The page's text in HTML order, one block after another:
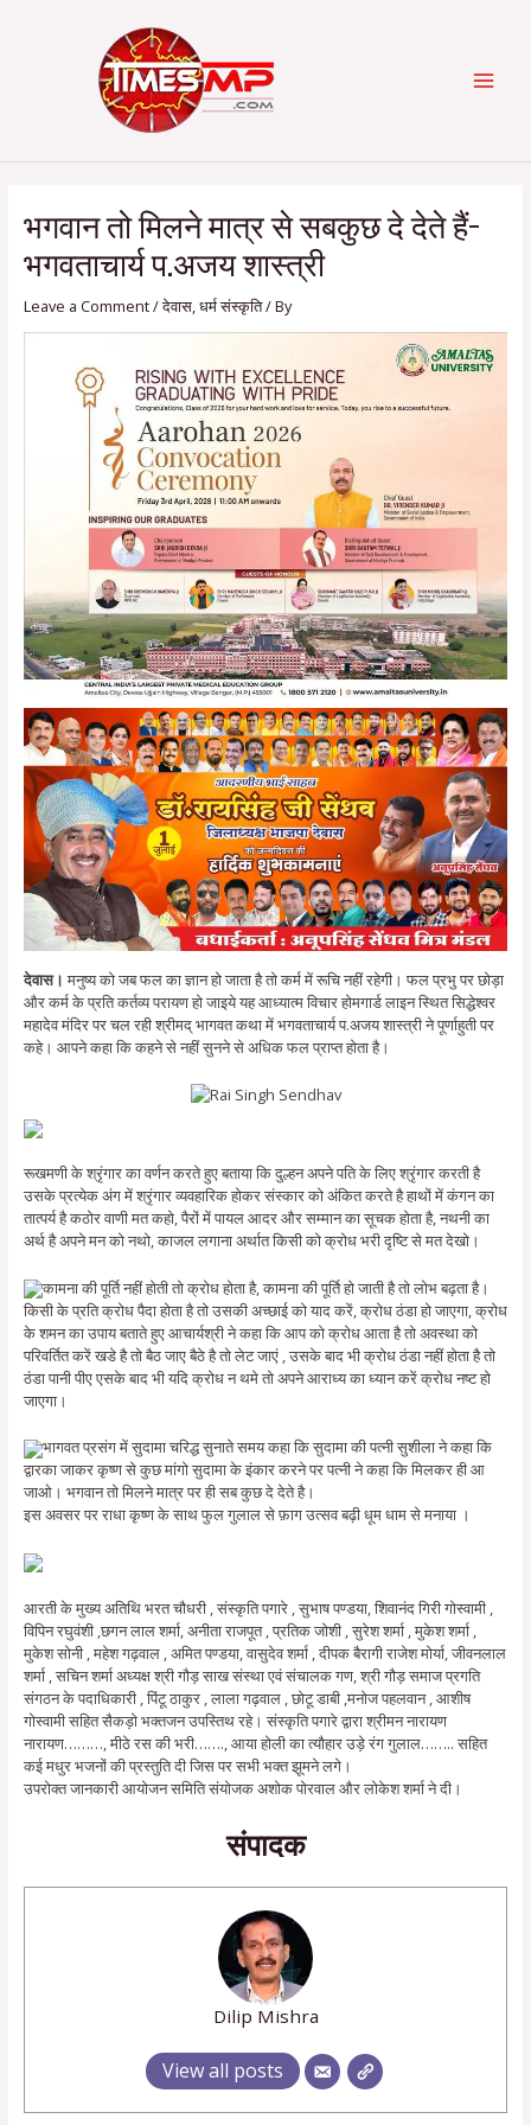
भगवान तो मिलने मात्र से सबकुछ दे देते हैं-
भगवताचार्य प.अजय शास्त्री
Leave a Comment/देवास,धर्म संस्कृति/ By
देवास। मनुष्य को जब फल का ज्ञान हो जाता है तो कर्म में रूचि नहीं रहेगी। फल प्रभु पर छोड़ा
और कर्म के प्रति कर्तव्य परायण हो जाइये यह आध्यात्म विचार होमगार्ड लाइन स्थित सिद्धेश्वर
महादेव मंदिर पर चल रही श्रीमद् भागवत कथा में भगवताचार्य प.अजय शास्त्री ने पूर्णाहुती पर
कहे। आपने कहा कि कहने से नहीं सुनने से अधिक फल प्राप्त होता है।
रूखमणी के श्रृंगार का वर्णन करते हुए बताया कि दुल्हन अपने पति के लिए श्रृंगार करती है
उसके प्रत्येक अंग में श्रृंगार व्यवहारिक होकर संस्कार को अंकित करते है हाथों में कंगन का
तात्पर्य है कठोर वाणी मत कहो, पैरों में पायल आदर और सम्मान का सूचक होता है, नथनी का
अर्थ है अपने मन को नथो, काजल लगाना अर्थात किसी को क्रोध भरी दृष्टि से मत देखो।
कामना की पूर्ति नहीं होती तो क्रोध होता है, कामना की पूर्ति हो जाती है तो लोभ बढ़ता है।
किसी के प्रति क्रोध पैदा होता है तो उसकी अच्छाई को याद करें, क्रोध ठंडा हो जाएगा, क्रोध
के शमन का उपाय बताते हुए आचार्यश्री ने कहा कि आप को क्रोध आता है तो अवस्था को
परिवर्तित करें खडे है तो बैठ जाए बैठे है तो लेट जाएं , उसके बाद भी क्रोध ठंडा नहीं होता है तो
ठंडा पानी पीए एसके बाद भी यदि क्रोध न थमे तो अपने आराध्य का ध्यान करें क्रोध नष्ट हो
जाएगा।
भागवत प्रसंग में सुदामा चरिद्ध सुनाते समय कहा कि सुदामा की पत्नी सुशीला ने कहा कि
द्वारका जाकर कृष्ण से कुछ मांगो सुदामा के इंकार करने पर पत्नी ने कहा कि मिलकर ही आ
जाओ। भगवान तो मिलने मात्र पर ही सब कुछ दे देते है।
इस अवसर पर राधा कृष्ण के साथ फुल गुलाल से फ़ाग उत्सव बढ़ी धूम धाम से मनाया ।
आरती के मुख्य अतिथि भरत चौधरी , संस्कृति पगारे , सुभाष पण्डया, शिवानंद गिरी गोस्वामी ,
विपिन रघुवंशी ,छगन लाल शर्मा, अनीता राजपूत , प्रतिक जोशी , सुरेश शर्मा , मुकेश शर्मा ,
मुकेश सोनी , महेश गढ़वाल , अमित पण्डया, वासुदेव शर्मा , दीपक बैरागी राजेश मोर्या, जीवनलाल
शर्मा , सचिन शर्मा अध्यक्ष श्री गौड़ साख संस्था एवं संचालक गण, श्री गौड़ समाज प्रगति
संगठन के पदाधिकारी , पिंटू ठाकुर , लाला गढ़वाल , छोटू डाबी ,मनोज पहलवान , आशीष
गोस्वामी सहित सैकड़ो भक्तजन उपस्तिथ रहे। संस्कृति पगारे द्वारा श्रीमन नारायण
नारायण………, मीठे रस की भरी……., आया होली का त्यौहार उड़े रंग गुलाल…….. सहित
कई मधुर भजनों की प्रस्तुति दी जिस पर सभी भक्त झूमने लगे।
उपरोक्त जानकारी आयोजन समिति संयोजक अशोक पोरवाल और लोकेश शर्मा ने दी।
संपादक
Dilip Mishra
View all posts
navigation